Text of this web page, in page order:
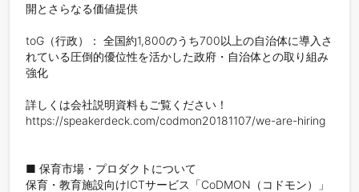
開とさらなる価値提供
toG（行政）： 全国約1,800のうち700以上の自治体に導入さ
れている圧倒的優位性を活かした政府・自治体との取り組み
強化
詳しくは会社説明資料もご覧ください！
https://speakerdeck.com/codmon20181107/we-are-hiring
■ 保育市場・プロダクトについて
保育・教育施設向けICTサービス「CoDMON（コドモン）」